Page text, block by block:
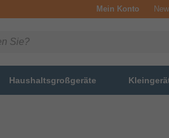
Mein Konto
Haushaltsgroßgeräte